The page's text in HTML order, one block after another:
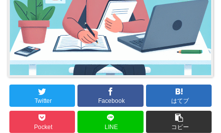
Twitter Facebook はてブ
Pocket LINE コピー